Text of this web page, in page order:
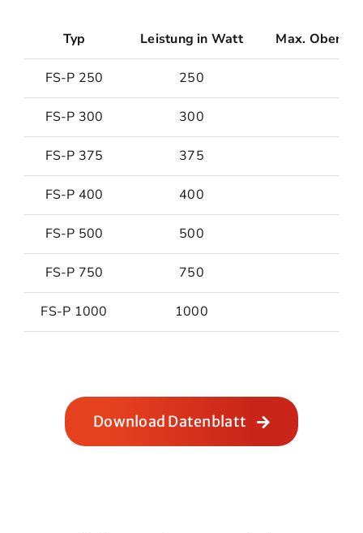
Typ Leistung in Watt Max.
FS-P 250 250
FS-P 300 300
FS-P 375 375
FS-P 400 400
FS-P 500 500
FS-P 750 750
FS-P 1000 1000
Download Datenblatt